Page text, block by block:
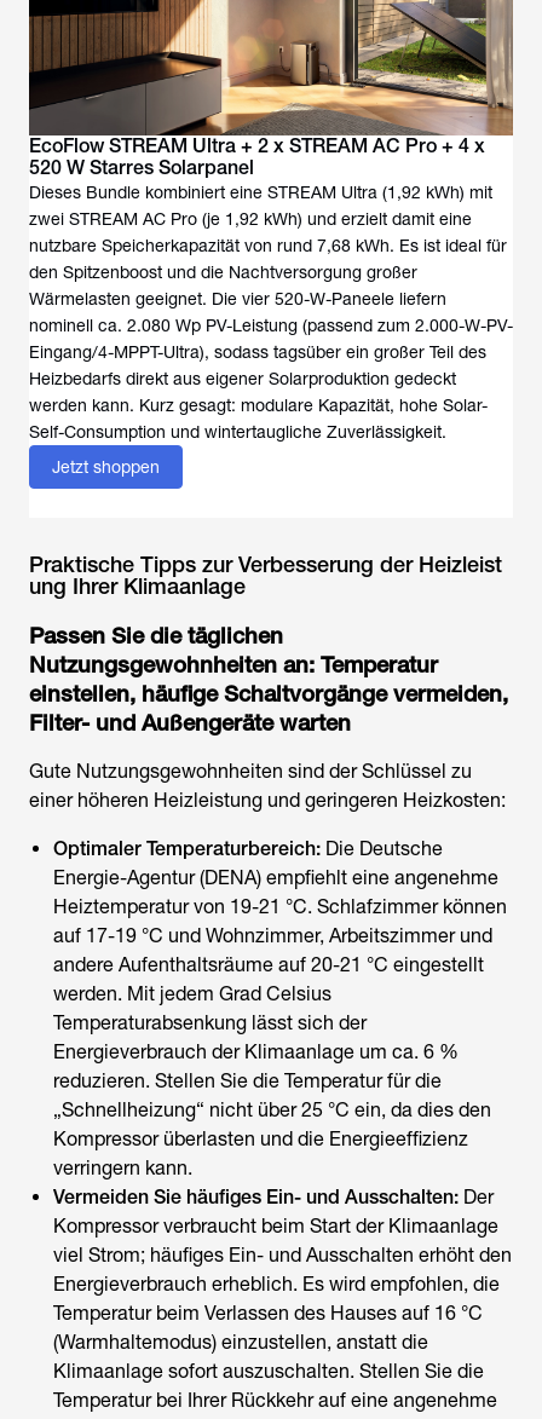
EcoFlow STREAM Ultra + 2 x STREAM AC Pro + 4 x
520 W Starres Solarpanel
Dieses Bundle kombiniert eine STREAM Ultra (1,92 kWh) mit
zwei STREAM AC Pro (je 1,92 kWh) und erzielt damit eine
nutzbare Speicherkapazität von rund 7,68 kWh. Es ist ideal für
den Spitzenboost und die Nachtversorgung großer
Wärmelasten geeignet. Die vier 520-W-Paneele liefern
nominell ca. 2.080 Wp PV-Leistung (passend zum 2.000-W-PV-
Eingang/4-MPPT-Ultra), sodass tagsüber ein großer Teil des
Heizbedarfs direkt aus eigener Solarproduktion gedeckt
werden kann. Kurz gesagt: modulare Kapazität, hohe Solar-
Self-Consumption und wintertaugliche Zuverlässigkeit.
Jetzt shoppen
Praktische Tipps zur Verbesserung der Heizleist
ung Ihrer Klimaanlage
Passen Sie die täglichen
Nutzungsgewohnheiten an: Temperatur
einstellen, häufige Schaltvorgänge vermeiden,
Filter- und Außengeräte warten
Gute Nutzungsgewohnheiten sind der Schlüssel zu
einer höheren Heizleistung und geringeren Heizkosten:
Optimaler Temperaturbereich: Die Deutsche
Energie-Agentur (DENA) empfiehlt eine angenehme
Heiztemperatur von 19-21 °C. Schlafzimmer können
auf 17-19 °C und Wohnzimmer, Arbeitszimmer und
andere Aufenthaltsräume auf 20-21 °C eingestellt
werden. Mit jedem Grad Celsius
Temperaturabsenkung lässt sich der
Energieverbrauch der Klimaanlage um ca. 6 %
reduzieren. Stellen Sie die Temperatur für die
„Schnellheizung“ nicht über 25 °C ein, da dies den
Kompressor überlasten und die Energieeffizienz
verringern kann.
Vermeiden Sie häufiges Ein- und Ausschalten: Der
Kompressor verbraucht beim Start der Klimaanlage
viel Strom; häufiges Ein- und Ausschalten erhöht den
Energieverbrauch erheblich. Es wird empfohlen, die
Temperatur beim Verlassen des Hauses auf 16 °C
(Warmhaltemodus) einzustellen, anstatt die
Klimaanlage sofort auszuschalten. Stellen Sie die
Temperatur bei Ihrer Rückkehr auf eine angenehme